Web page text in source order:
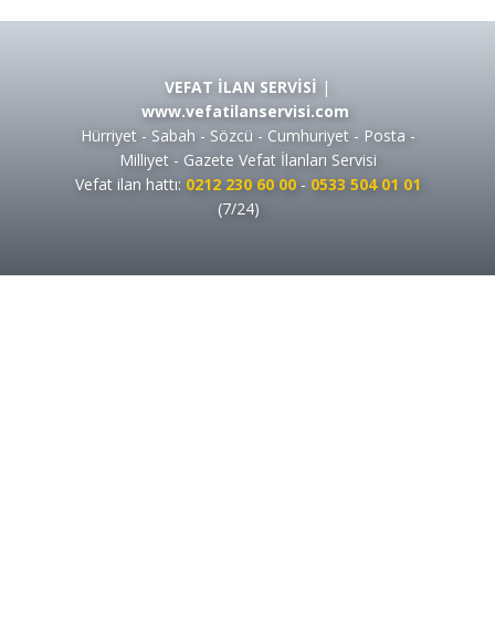
VEFAT İLAN SERVİSİ |
www.vefatilanservisi.com
Hürriyet - Sabah - Sözcü - Cumhuriyet - Posta -
Milliyet - Gazete Vefat İlanları Servisi
Vefat ilan hattı: 0212 230 60 00 - 0533 504 01 01
(7/24)